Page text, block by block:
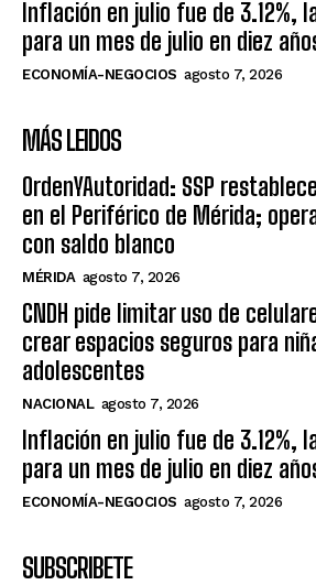
Inflación en julio fue de 3.12%,
para un mes de julio en diez
ECONOMÍA-NEGOCIOS agosto 7, 2026
MÁS LEIDOS
OrdenYAutoridad: SSP
en el Periférico de Mérida;
con saldo blanco
MÉRIDA agosto 7, 2026
CNDH pide limitar uso de
crear espacios seguros para
adolescentes
NACIONAL agosto 7, 2026
Inflación en julio fue de 3.12%,
para un mes de julio en diez
ECONOMÍA-NEGOCIOS agosto 7, 2026
SUBSCRIBETE